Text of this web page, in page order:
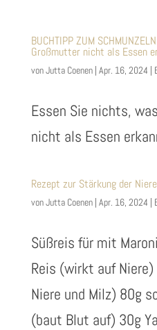
BUCHTIPP ZUM
Großmutter nicht als Essen
vonJutta Coenen| Apr. 16, 2024 |
Essen Sie nichts,
nicht als Essen
Rezept zur Stärkung der
vonJutta Coenen| Apr. 16, 2024 |
Süßreis für mit
Reis (wirkt auf
Niere und Milz) 80g
(baut Blut auf) 30g